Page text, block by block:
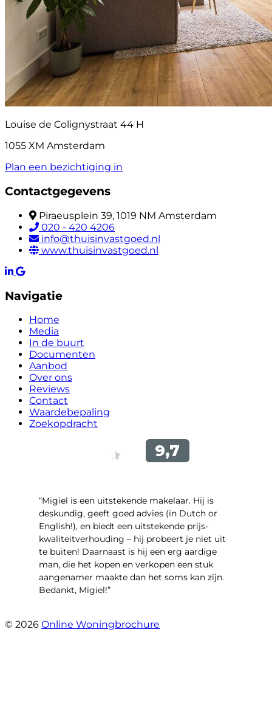
Louise de Colignystraat 44 H
1055 XM Amsterdam
Plan een bezichtiging in
Contactgegevens
Piraeusplein 39, 1019 NM Amsterdam
020 - 420 4206
info@thuisinvastgoed.nl
www.thuisinvastgoed.nl
Navigatie
Home
Media
In de buurt
Documenten
Aanbod
Over ons
Reviews
Contact
Waardebepaling
Zoekopdracht
“Migiel is een uitstekende makelaar. Hij is
deskundig, geeft goed advies (in Dutch or
English!), en biedt een uitstekende prijs-
kwaliteitverhouding – hij probeert je niet uit
te buiten! Daarnaast is hij een erg aardige
man, die het kopen en verkopen een stuk
aangenamer maakte dan het soms kan zijn.
Bedankt, Migiel!”
© 2026 Online Woningbrochure